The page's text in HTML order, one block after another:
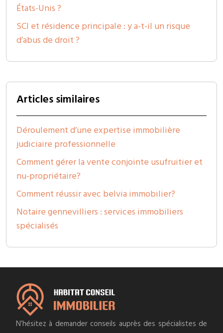
États-Unis ?
SCI et résidence principale : y a-t-il un risque
d’abus de droit ?
Articles similaires
Déroulement d’une expertise immobilière
judiciaire professionnelle
Comment gérer la vente conjointe usufruitier et
nu-propriétaire?
Comment réussir avec belvia immobilier?
Notaire gennevilliers : services immobiliers
spécialisés
N’hésitez à demander conseils auprès des spécialistes de